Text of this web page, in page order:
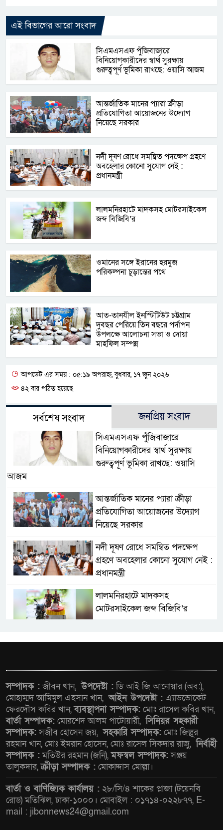
এই বিভাগের আরো সংবাদ
সিএমএসএফ পুঁজিবাজারে
বিনিয়োগকারীদের স্বার্থ সুরক্ষায়
গুরুত্বপূর্ণ ভূমিকা রাখছে: ওয়াসি আজম
আন্তর্জাতিক মানের প্যারা ক্রীড়া
প্রতিযোগিতা আয়োজনের উদ্যোগ
নিয়েছে সরকার
নদী দূষণ রোধে সমন্বিত পদক্ষেপ গ্রহণে
অবহেলার কোনো সুযোগ নেই :
প্রধানমন্ত্রী
লালমনিরহাটে মাদকসহ মোটরসাইকেল
জব্দ বিজিবি’র
ওমানের সঙ্গে ইরানের হরমুজ
পরিকল্পনা চূড়ান্তের পথে
আত-তানযীল ইনস্টিটিউট চট্টগ্রাম
দুবছর পেরিয়ে তিন বছরে পর্দাপন
উপলক্ষে আলোচনা সভা ও দোয়া
মাহফিল সম্পন্ন
আপডেট এর সময় : ০৫:১৯ অপরাহ্ন, বুধবার, ১৭ জুন ২০২৬
৪২ বার পঠিত হয়েছে
সর্বশেষ সংবাদ জনপ্রিয় সংবাদ
সিএমএসএফ পুঁজিবাজারে
বিনিয়োগকারীদের স্বার্থ সুরক্ষায়
গুরুত্বপূর্ণ ভূমিকা রাখছে: ওয়াসি
আজম
আন্তর্জাতিক মানের প্যারা ক্রীড়া
প্রতিযোগিতা আয়োজনের উদ্যোগ
নিয়েছে সরকার
নদী দূষণ রোধে সমন্বিত পদক্ষেপ
গ্রহণে অবহেলার কোনো সুযোগ নেই :
প্রধানমন্ত্রী
লালমনিরহাটে মাদকসহ
মোটরসাইকেল জব্দ বিজিবি’র
ওমানের সঙ্গে ইরানের হরমুজ
আত-তানযীল ইনস্টিটিউট চট্টগ্রাম
দুবছর পেরিয়ে তিন বছরে পর্দাপন
উপলক্ষে আলোচনা সভা ও দোয়া
মাহফিল সম্পন্ন
ফ্যাসিবাদবিরোধী আন্দোলনে
হত্যাকাণ্ডের বিচার হবে স্বচ্ছ, নিরপেক্ষ
ও বিশ্বাসযোগ্য : প্রধানমন্ত্রী
বাগেরহাট মেডিকেল ফাউন্ডেশনের
যাত্রা শুরু
সম্পাদক :জীবন খান,উপদেষ্টা :ডি আই জি আনোয়ার (অব:),
মোহাম্মদ আমিমুল এহসান খান,আইন উপদেষ্টা : এ্যাডভোকেট
ফেরদৌস কবির খান,ব্যবস্থাপনা সম্পাদক: মোঃ রাসেল কবির খান,
বার্তা সম্পাদক: মোরশেদ আলম পাটোয়ারী,সিনিয়র সহকারী
সম্পাদক:সজীব হোসেন জয়,সহকারি সম্পাদক: মোঃ জিল্লুর
রহমান খান, মোঃ ইমরান হোসেন, মোঃ রাসেল সিকদার রাজু,নির্বাহী
সম্পাদক :মতিউর রহমান (জনি),মফস্বল সম্পাদক:সঞ্জয়
তালুকদার,ক্রীড়া সম্পাদক : মোকাদ্দাস মোল্লা।
বার্তা ও বাণিজ্যিক কার্যালয় : ২৮/সি/৪ শাকের প্লাজা (টয়েনবি
রোড) মতিঝিল, ঢাকা-১০০০। মোবাইল : ০১৭১৪-০২২৮৭৭, E-
mail : jibonnews24@gmail.com